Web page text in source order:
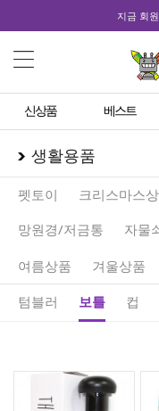
지금 회
신상품 베스트
생활용품
펫토이 크리스마스
망원경/저금통
자물
여름상품
겨울상품
텀블러
보틀 컵